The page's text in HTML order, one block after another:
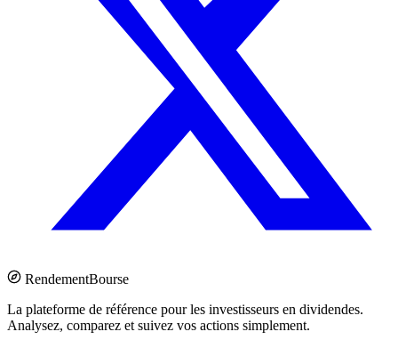
RendementBourse
La plateforme de référence pour les investisseurs en dividendes.
Analysez, comparez et suivez vos actions simplement.